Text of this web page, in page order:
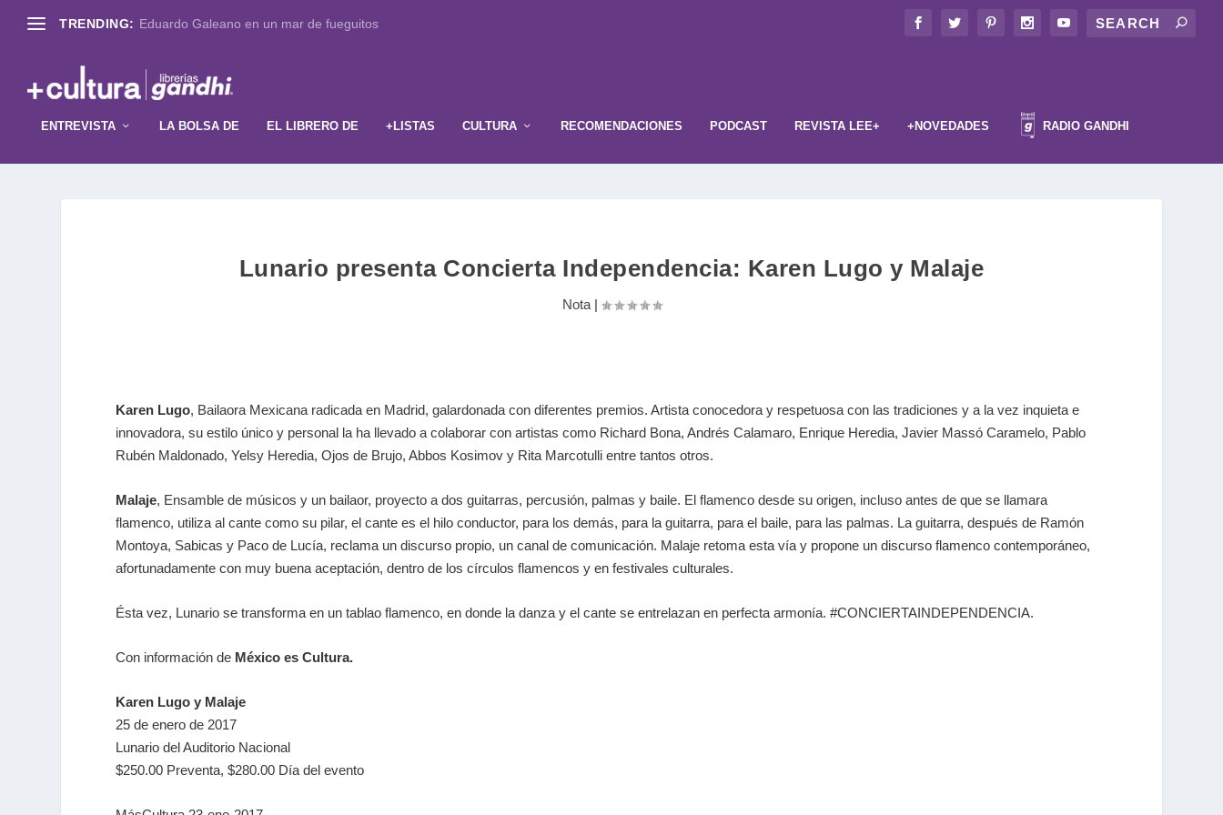
TRENDING: Eduardo Galeano en un mar de fueguitos
ENTREVISTA LA BOLSA DE EL LIBRERO DE +LISTAS CULTURA RECOMENDACIONES PODCAST REVISTA LEE+ +NOVEDADES RADIO GANDHI
Lunario presenta Concierta Independencia: Karen Lugo y Malaje
Nota|
Karen Lugo, Bailaora Mexicana radicada en Madrid, galardonada con diferentes premios. Artista conocedora y respetuosa con las tradiciones y a la vez inquieta e
innovadora, su estilo único y personal la ha llevado a colaborar con artistas como Richard Bona, Andrés Calamaro, Enrique Heredia, Javier Massó Caramelo, Pablo
Rubén Maldonado, Yelsy Heredia, Ojos de Brujo, Abbos Kosimov y Rita Marcotulli entre tantos otros.
Malaje, Ensamble de músicos y un bailaor, proyecto a dos guitarras, percusión, palmas y baile. El flamenco desde su origen, incluso antes de que se llamara
flamenco, utiliza al cante como su pilar, el cante es el hilo conductor, para los demás, para la guitarra, para el baile, para las palmas. La guitarra, después de Ramón
Montoya, Sabicas y Paco de Lucía, reclama un discurso propio, un canal de comunicación. Malaje retoma esta vía y propone un discurso flamenco contemporáneo,
afortunadamente con muy buena aceptación, dentro de los círculos flamencos y en festivales culturales.
Ésta vez, Lunario se transforma en un tablao flamenco, en donde la danza y el cante se entrelazan en perfecta armonía. #CONCIERTAINDEPENDENCIA.
Con información de México es Cultura.
Karen Lugo y Malaje
25 de enero de 2017
Lunario del Auditorio Nacional
$250.00 Preventa, $280.00 Día del evento